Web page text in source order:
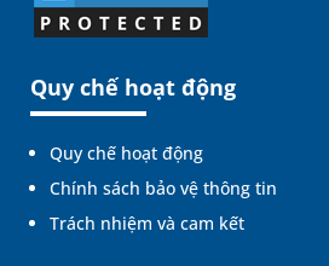
Quy chế hoạt động
Quy chế hoạt động
Chính sách bảo vệ thông tin
Trách nhiệm và cam kết